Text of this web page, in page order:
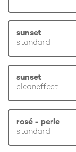
sunset
standard
sunset
cleaneffect
rosé - perle
standard